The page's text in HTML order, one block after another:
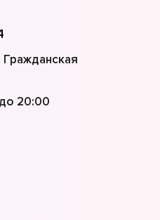
Гражданская
20:00